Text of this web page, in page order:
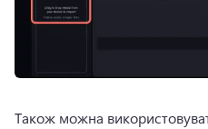
Також можна